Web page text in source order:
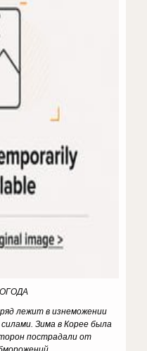
лежит в изнеможении
Зима в Корее была
пострадали от